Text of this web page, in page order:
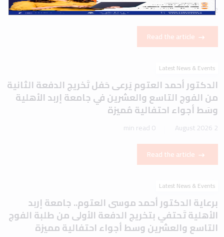
2 August 2026
1 min read
Read the article
Latest News & Events
الدكتور أحمد العتوم يَرعى حَفل تَخريج الدفعة الثانية
من الفوج التاسع والعشرين في جامعة إربد الأهلية
وسَط أجواء احتفالية مُميزة
2 August 2026
0 min read
Read the article
Latest News & Events
برعاية الدكتور أحمد موسى العتوم.. جامعة إربد
الأهلية تَحتفي بتخريج الدفعة الأولى من طلبة الفوج
التاسع والعشرين وسط أجواء احتفالية مميزة